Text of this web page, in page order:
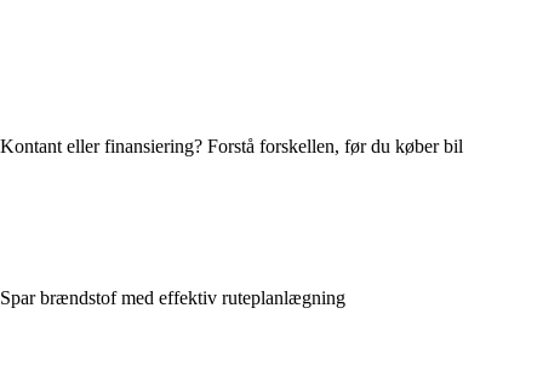
Kontant eller finansiering? Forstå forskellen, før du køber bil
Spar brændstof med effektiv ruteplanlægning